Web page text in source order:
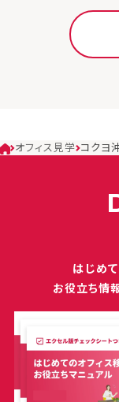
オフィス見学 コクヨ
はじめ
お役立ち情